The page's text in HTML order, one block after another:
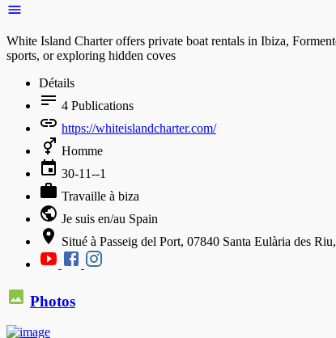
White Island Charter offers private boat rentals in Ibiza,
sports, or exploring hidden coves
Détails
4 Publications
https://whiteislandcharter.com/
Homme
30-11--1
Travaille à biza
Je suis en/au Spain
Situé à Passeig del Port, 07840 Santa Eulària des
Photos